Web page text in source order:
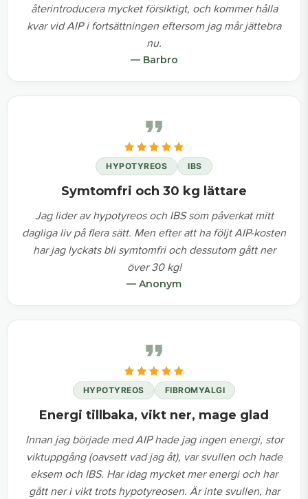
återintroducera mycket försiktigt, och kommer hålla
kvar vid AIP i fortsättningen eftersom jag mår jättebra
nu.
— Barbro
HYPOTYREOS IBS
Symtomfri och 30 kg lättare
Jag lider av hypotyreos och IBS som påverkat mitt
dagliga liv på flera sätt. Men efter att ha följt AIP-kosten
har jag lyckats bli symtomfri och dessutom gått ner
över 30 kg!
— Anonym
HYPOTYREOS FIBROMYALGI
Energi tillbaka, vikt ner, mage glad
Innan jag började med AIP hade jag ingen energi, stor
viktuppgång (oavsett vad jag åt), var svullen och hade
eksem och IBS. Har idag mycket mer energi och har
gått ner i vikt trots hypotyreosen. Är inte svullen, har